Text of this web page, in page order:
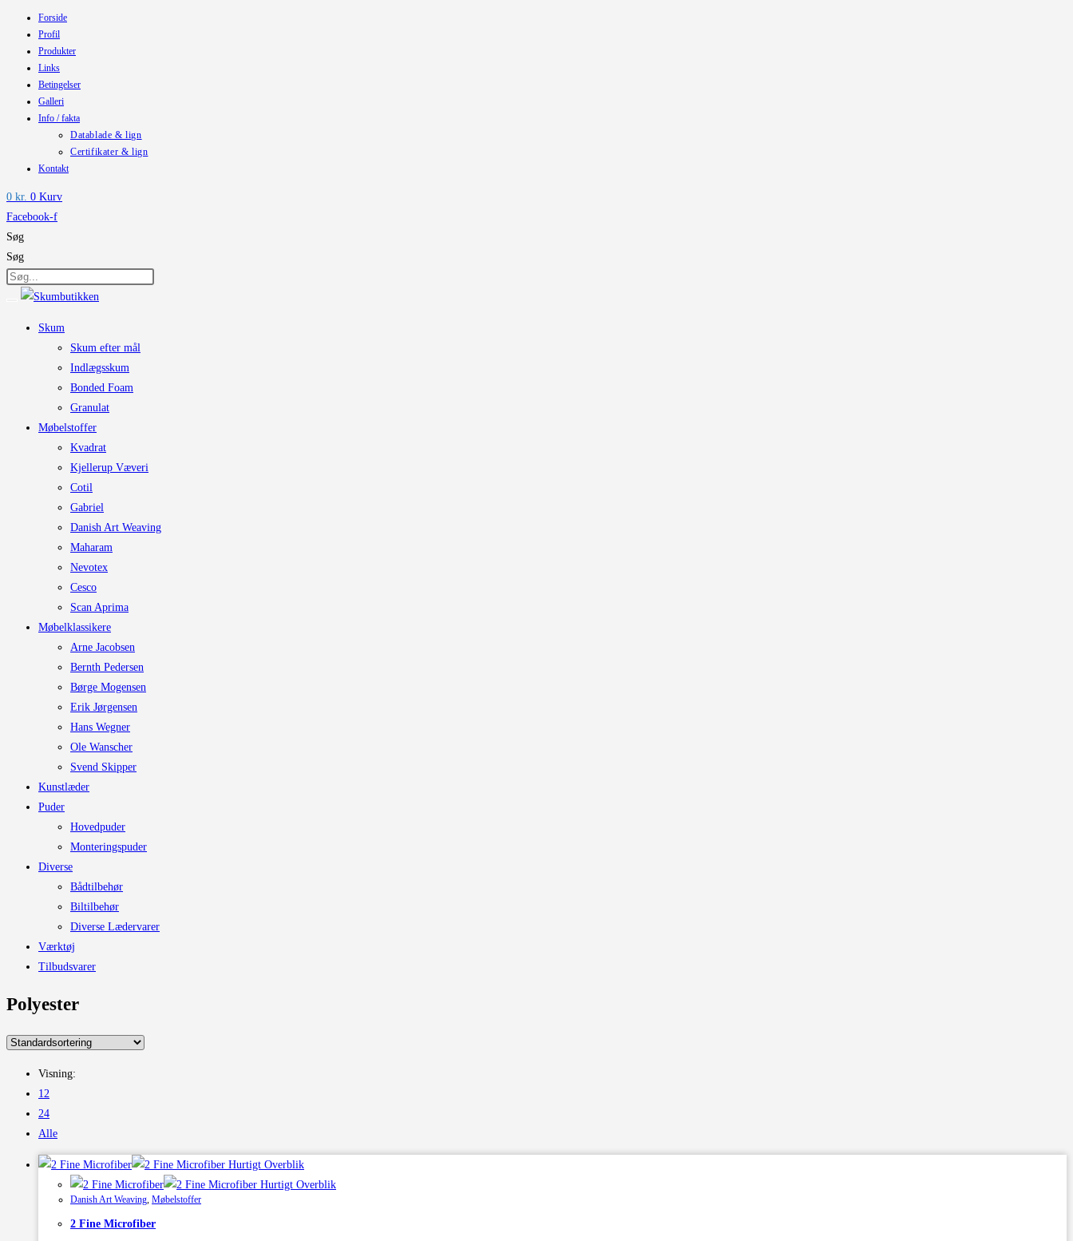
Forside
Profil
Produkter
Links
Betingelser
Galleri
Info / fakta
Datablade & lign
Certifikater & lign
Kontakt
0 kr. 0 Kurv
Facebook-f
Søg
Søg
Skum
Skum efter mål
Indlægsskum
Bonded Foam
Granulat
Møbelstoffer
Kvadrat
Kjellerup Væveri
Cotil
Gabriel
Danish Art Weaving
Maharam
Nevotex
Cesco
Scan Aprima
Møbelklassikere
Arne Jacobsen
Bernth Pedersen
Børge Mogensen
Erik Jørgensen
Hans Wegner
Ole Wanscher
Svend Skipper
Kunstlæder
Puder
Hovedpuder
Monteringspuder
Diverse
Bådtilbehør
Biltilbehør
Diverse Lædervarer
Værktøj
Tilbudsvarer
Polyester
Visning:
12
24
Alle
Hurtigt Overblik
Hurtigt Overblik
Danish Art Weaving, Møbelstoffer
2 Fine Microfiber